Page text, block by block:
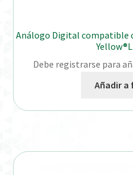
Análogo Digital compatible
Debe registrarse para
Añadir